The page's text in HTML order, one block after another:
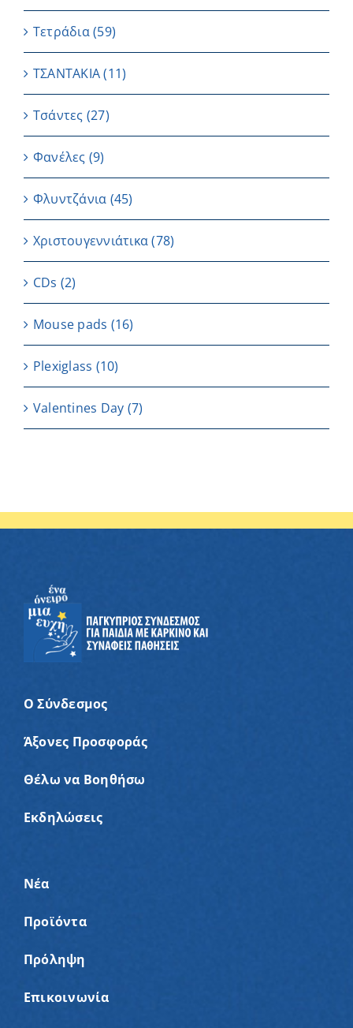
Τετράδια(59)
ΤΣΑΝΤΑΚΙΑ (11)
Τσάντες (27)
Φανέλες (9)
Φλυντζάνια (45)
Χριστουγεννιάτικα(78)
CDs (2)
Μouse pads (16)
Plexiglass (10)
Valentines Day (7)
Ο Σύνδεσμος
Άξονες Προσφοράς
Θέλω να Βοηθήσω
Εκδηλώσεις
Νέα
Προϊόντα
Πρόληψη
Επικοινωνία